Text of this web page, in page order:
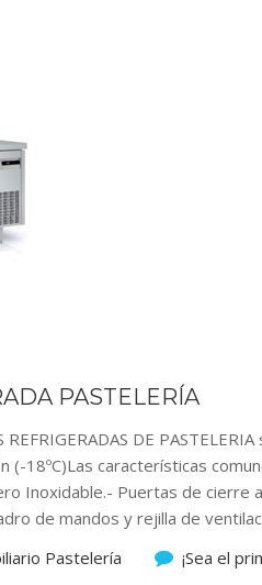
PASTELERÍA
REFRIGERADAS DE
(-18ºC)Las características
Inoxidable.- Puertas de cierre
de mandos y rejilla de
Pastelería ¡Sea el